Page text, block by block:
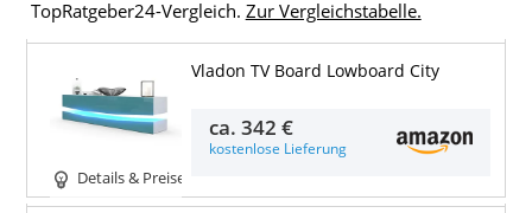
TopRatgeber24-Vergleich. Zur Vergleichstabelle.
Details & Preise
Vladon TV Board Lowboard City
ca.342 €
kostenlose Lieferung